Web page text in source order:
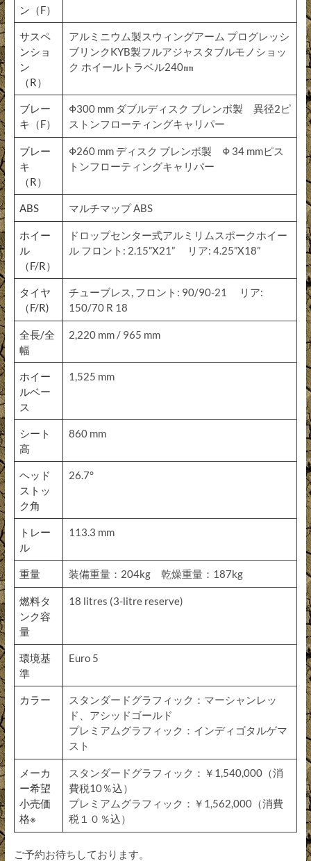
ン（F）
サスペ
ンショ
ン
（R）
アルミニウム製スウィングアーム プログレッシ
ブリンクKYB製フルアジャスタブルモノショッ
ク ホイールトラベル240㎜
ブレー
キ（F）
Φ300 mm ダブルディスク ブレンボ製 異径2ピ
ストンフローティングキャリパー
ブレー
キ
（R）
Φ260 mm ディスク ブレンボ製 Φ 34 mmピス
トンフローティングキャリパー
ABS マルチマップ ABS
ホイー
ル
（F/R）
ドロップセンター式アルミリムスポークホイー
ル フロント: 2.15”X21” リア: 4.25”X18”
タイヤ
（F/R)
チューブレス, フロント: 90/90-21 リア:
150/70 R 18
全長/全
幅
2,220 mm / 965 mm
ホイー
ルベー
ス
1,525 mm
シート
高
860 mm
ヘッド
ストッ
ク角
26.7°
トレー
ル
113.3 mm
重量 装備重量：204kg 乾燥重量：187kg
燃料タ
ンク容
量
18 litres (3-litre reserve)
環境基
準
Euro 5
カラー
スタンダードグラフィック：マーシャンレッ
ド、アシッドゴールド
プレミアムグラフィック：インディゴタルゲマ
スト
メーカ
ー希望
小売価
格※
スタンダードグラフィック：￥1,540,000（消
費税10％込）
プレミアムグラフィック：￥1,562,000（消費
税１０％込）
ご予約お待ちしております。